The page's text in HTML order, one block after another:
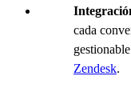
cada
Zendesk.